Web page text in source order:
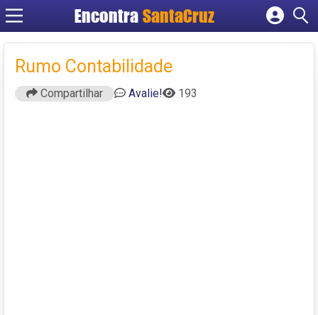
Encontra
Cadastrar empresa
Criar conta
Rumo Contabilidade
Compartilhar Avalie! 193